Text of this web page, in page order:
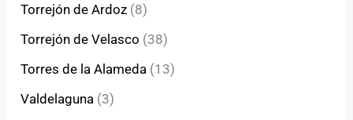
Torrejón de Ardoz (8)
Torrejón de Velasco (38)
Torres de la Alameda (13)
Valdelaguna (3)